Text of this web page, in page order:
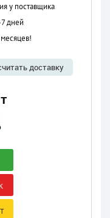
у поставщика
дней
доставку